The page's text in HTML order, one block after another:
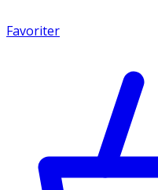
Favoriter